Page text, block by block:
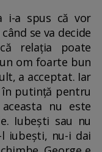
i-a spus că vor
se va decide
relația poate
om foarte bun
a acceptat. Iar
în putință pentru
nu este
Iubești sau nu
iubești, nu-i dai